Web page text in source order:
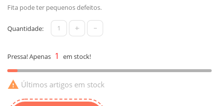
Fita pode ter pequenos defeitos.
Quantidade: + -
Pressa! Apenas 1 em stock!
 Últimos artigos em stock